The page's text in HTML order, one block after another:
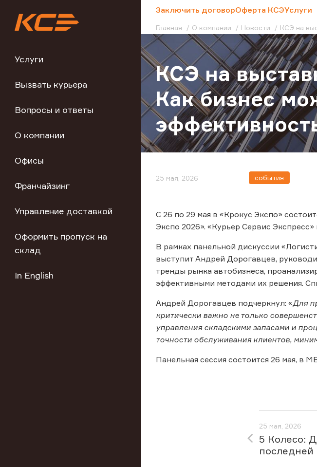
Услуги
Вызвать курьера
Вопросы и ответы
О компании
Офисы
Франчайзинг
Управление доставкой
Оформить пропуск на
склад
In English
Заключить договорОферта КСЭУслуги
Главная О компании Новости КСЭ на
КСЭ на
Как бизнес
25 мая, 2026 события
С 26 по 29 мая в «Крокус Экспо»
Экспо 2026». «Курьер Сервис
В рамках панельной дискуссии
выступит Андрей Дорогавцев,
тренды рынка автобизнеса,
эффективными методами их решения.
Андрей Дорогавцев подчеркнул: «Для
критически важно не только
управления складскими запасами и
точности обслуживания клиентов,
Панельная сессия состоится 26 мая, в
25 мая, 2026
5 Колесо:
последней